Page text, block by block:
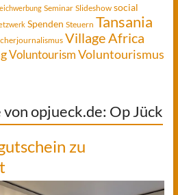
Seminar Slideshow social
Spenden Steuern Tansania
Village Africa
VoluntourismVoluntourismus
opjueck.de: Op Jück
zu